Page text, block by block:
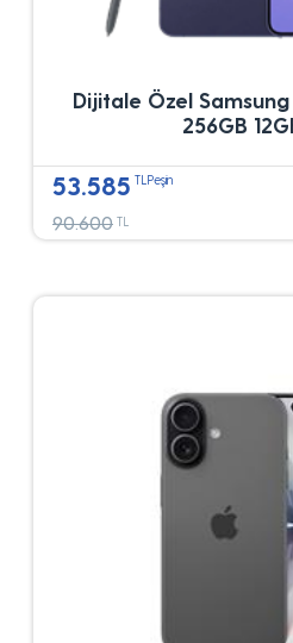
Dijitale Özel
256GB
53.585 TLPeşin
90.600 TL